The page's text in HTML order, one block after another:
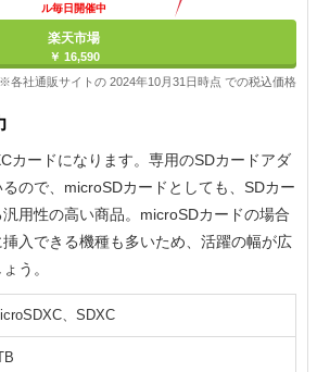
ル毎日開催中
楽天市場
￥ 16,590
※各社通販サイトの 2024年10月31日時点 での税込価格
カードになります。専用のSDカードアダ
ので、microSDカードとしても、SDカー
汎用性の高い商品。microSDカードの場合
入できる機種も多いため、活躍の幅が広
う。
、SDXC